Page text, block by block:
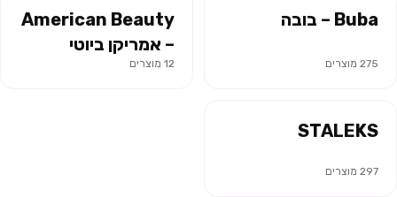
Buba – בובה
275 מוצרים
American Beauty
– אמריקן ביוטי
12 מוצרים
STALEKS
297 מוצרים